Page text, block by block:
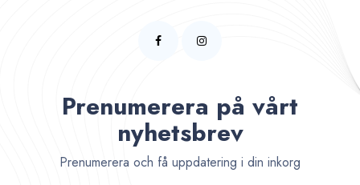
Prenumerera på vårt
nyhetsbrev
Prenumerera och få uppdatering i din inkorg